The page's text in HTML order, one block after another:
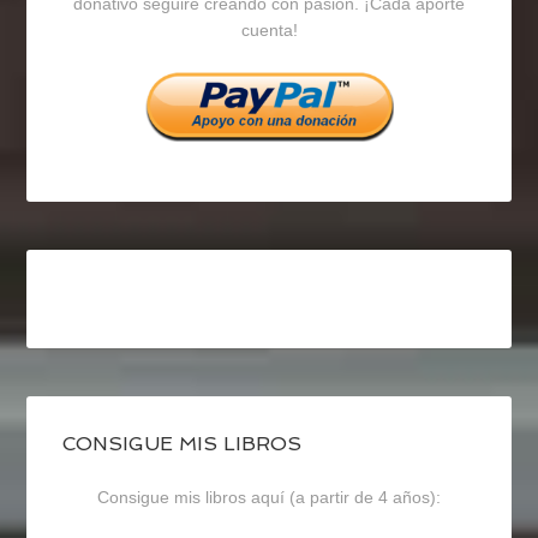
Facebook
Twitter
Instagram
donativo seguiré creando con pasión. ¡Cada aporte
cuenta!
CONSIGUE MIS LIBROS
Consigue mis libros aquí (a partir de 4 años):